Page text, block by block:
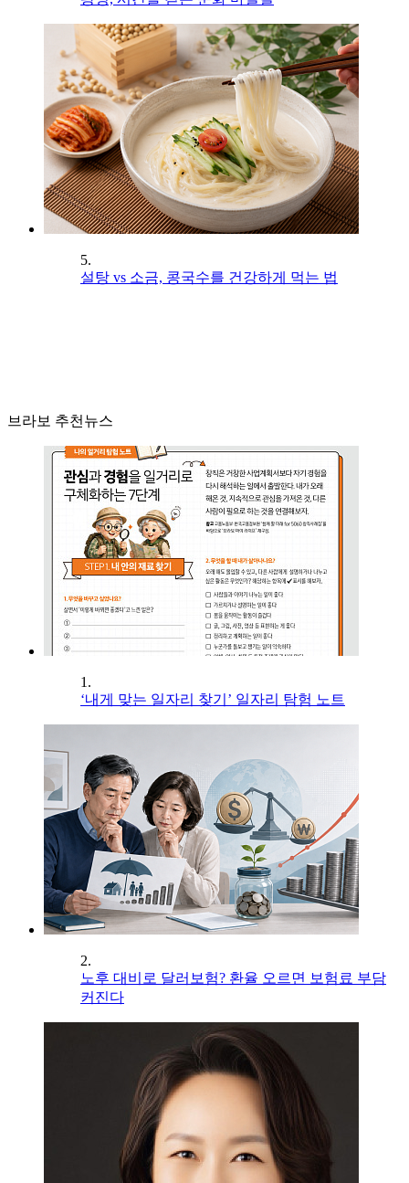
5.
설탕 vs 소금, 콩국수를 건강하게 먹는 법
브라보 추천뉴스
1.
‘내게 맞는 일자리 찾기’ 일자리 탐험 노트
2.
노후 대비로 달러보험? 환율 오르면 보험료 부담
커진다